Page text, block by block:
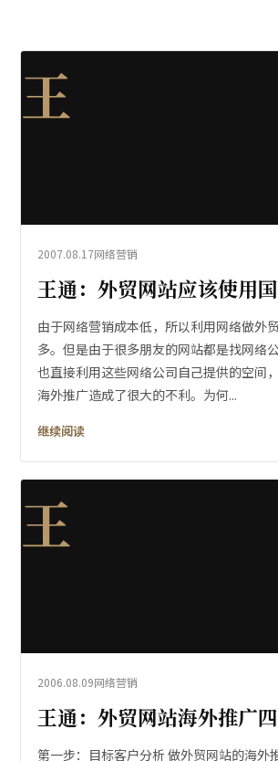
王
2007.08.17网络营销
王通：外贸网站应该使用
由于网络营销成本低，所以利用网络做外
多。但是由于很多朋友的网站都是找网络
也直接利用这些网络公司自己提供的空间
海外推广造成了很大的不利。为何...
继续阅读
王
2006.08.09网络营销
王通：外贸网站海外推广
第一步：目标客户分析 做外贸网站的海外